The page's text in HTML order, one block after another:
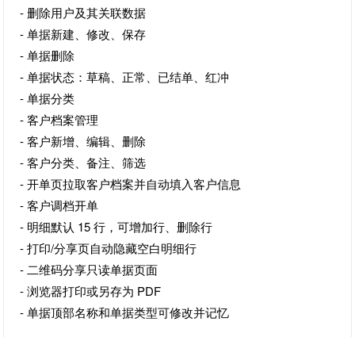
- 删除用户及其关联数据
- 单据新建、修改、保存
- 单据删除
- 单据状态：草稿、正常、已结单、红冲
- 单据分类
- 客户档案管理
- 客户新增、编辑、删除
- 客户分类、备注、筛选
- 开单页拉取客户档案并自动填入客户信息
- 客户调档开单
- 明细默认 15 行，可增加行、删除行
- 打印/分享页自动隐藏空白明细行
- 二维码分享只读单据页面
- 浏览器打印或另存为 PDF
- 单据顶部名称和单据类型可修改并记忆